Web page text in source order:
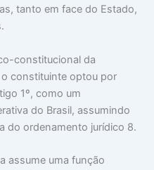
tanto em face do Estado,
constitucional da
constituinte optou por
1º, como um
do Brasil, assumindo
do ordenamento jurídico 8.
assume uma função